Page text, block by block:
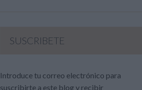
SUSCRIBETE
Introduce tu correo electrónico para
suscribirte a este blog y recibir